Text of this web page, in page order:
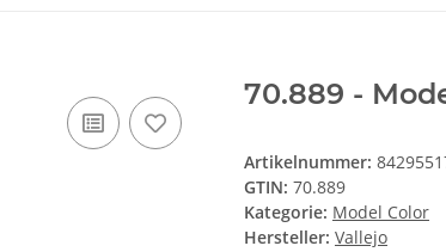
70.889 -
Artikelnummer:
GTIN: 70.889
Kategorie: Model Color
Hersteller: Vallejo